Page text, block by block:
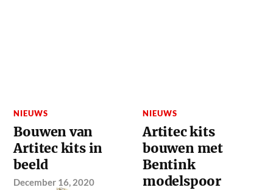
NIEUWS
Bouwen van
Artitec kits in
beeld
December 16, 2020
NIEUWS
Artitec kits
bouwen met
Bentink
modelspoor